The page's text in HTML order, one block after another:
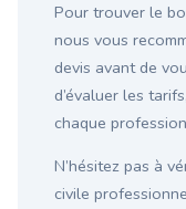
Pour trouver le
nous vous
devis avant de
d’évaluer les
chaque
N’hésitez pas à
civile